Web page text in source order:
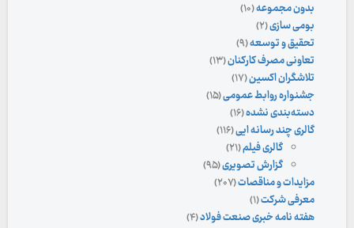
بدون مجموعه(۱۰)
بومی سازی(۲)
تحقیق و توسعه(۹)
تعاونی مصرف کارکنان(۱۳)
تلاشگران اکسین(۱۷)
جشنواره روابط عمومی(۱۵)
دسته‌بندی نشده(۱۶)
گالری چند رسانه ایی(۱۱۶)
گالری فیلم(۲۱)
گزارش تصویری(۹۵)
مزایدات و مناقصات(۲۰۷)
معرفی شرکت(۱)
هفته نامه خبری صنعت فولاد(۴)